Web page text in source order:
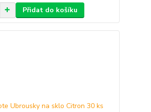
Přidat do košíku